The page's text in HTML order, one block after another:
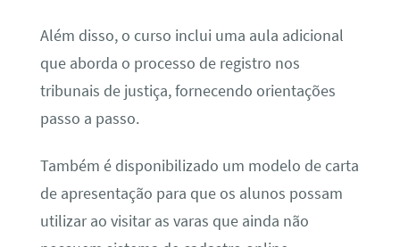
Além disso, o curso inclui uma aula adicional
que aborda o processo de registro nos
tribunais de justiça, fornecendo orientações
passo a passo.
Também é disponibilizado um modelo de carta
de apresentação para que os alunos possam
utilizar ao visitar as varas que ainda não